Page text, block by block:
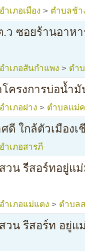
อำเภอเมือง > ตำบลช้า
ว ซอยร้านอาห
อำเภอสันกำแพง > ตำ
ครงการบ่อน้ำมั
อำเภอฝาง > ตำบลแม่
ดี ใกล้ตัวเมืองเ
อำเภอสารภี
วน รีสอร์ทอยู่แ
อำเภอแม่แตง > ตำบล
วน รีสอร์ท อยู่แ